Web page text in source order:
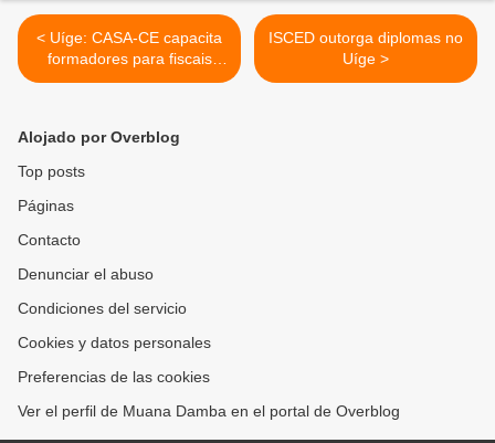
< Uíge: CASA-CE capacita
formadores para fiscais
eleitorais
ISCED outorga diplomas no
Uíge >
Alojado por Overblog
Top posts
Páginas
Contacto
Denunciar el abuso
Condiciones del servicio
Cookies y datos personales
Preferencias de las cookies
Ver el perfil de Muana Damba en el portal de Overblog